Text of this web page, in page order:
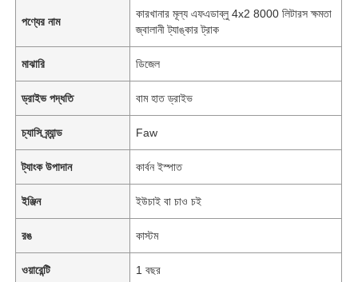
বাড়ি
পণ্যের নাম
কারখানার মূল্য এফএডাব্লু 4x2 8000 লিটারস ক্ষমতা
জ্বালানী ট্যাঙ্কার ট্রাক
মাঝারি ডিজেল
ড্রাইভ পদ্ধতি বাম হাত ড্রাইভ
চ্যাসি ব্র্যান্ড Faw
ট্যাংক উপাদান কার্বন ইস্পাত
ইঞ্জিন ইউচাই বা চাও চই
রঙ কাস্টম
ওয়ারেন্টি 1 বছর